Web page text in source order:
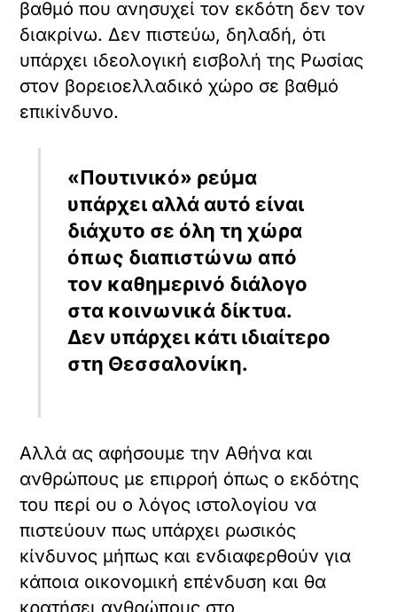
Ο κ. συνάδελφος δεν θα έχει ενδιατρίψει
με τα της Θεσσαλονίκης. Γι’ αυτό
επιγραμματικά ας γνωρίζει, σύμφωνα με
άρθρο τουΓιώργου Μιχαηλίδη –στις
Ανιχνεύσεις
δεν είναι ο κάποτε δεύτερος (2ος) αλλά
πλέον ο ένατος (9ος) νομός στο κατά
κεφαλήν ΑΕΠ στη χώρα.
Για τη Βόρειο Ελλάδα πρέπει να
ενδιαφερθεί η Αθήνα όχι διότι
κινδυνεύει από τον Πούτιν – που δεν
κινδυνεύει– αλλά γι’ αυτό που έλεγε ο
Ίων Δραγούμης:
«Να ξέρετε πως αν τρέξουμε να
σώσουμε τη Μακεδονία, η Μακεδονία θα
μας σώσει. Θα μας σώσει από τη βρώμα
όπου κυλιόμαστε, θα μας σώσει από τη
μετριότητα και από την ψοφιοσύνη, θα
μας λυτρώσει από τον αισχρό τον ύπνο,
θα μας ελευθερώσει. Αν τρέξουμε να
σώσουμε τη Μακεδονία, εμείς θα